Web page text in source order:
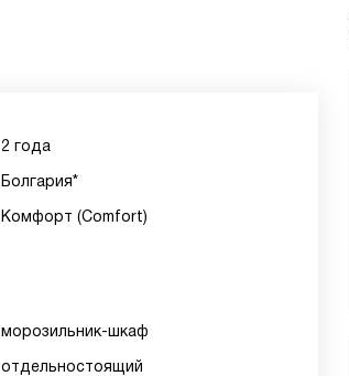
2 года
Болгария*
Комфорт (Comfort)
морозильник-шкаф
отдельностоящий